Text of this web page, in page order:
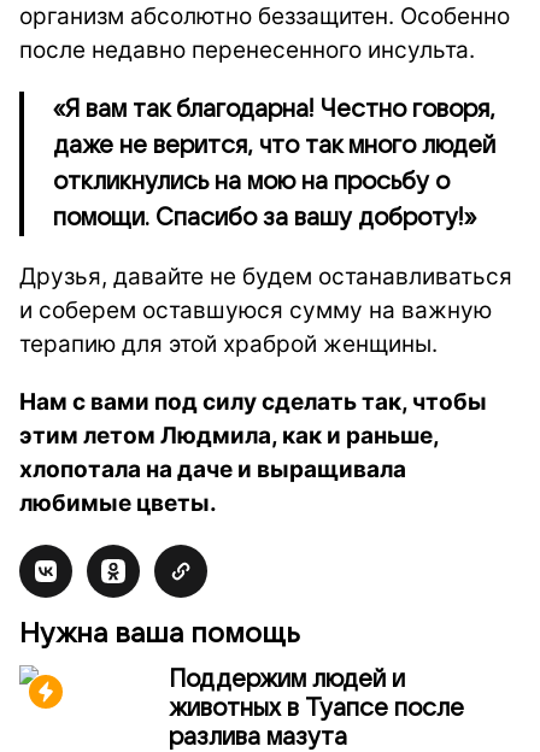
организм абсолютно беззащитен. Особенно
после недавно перенесенного инсульта.
«Я вам так благодарна! Честно говоря,
даже не верится, что так много людей
откликнулись на мою на просьбу о
помощи. Спасибо за вашу доброту!»
Друзья, давайте не будем останавливаться
и соберем оставшуюся сумму на важную
терапию для этой храброй женщины.
Нам с вами под силу сделать так, чтобы
этим летом Людмила, как и раньше,
хлопотала на даче и выращивала
любимые цветы.
Нужна ваша помощь
Поддержим людей и
животных в Туапсе после
разлива мазута